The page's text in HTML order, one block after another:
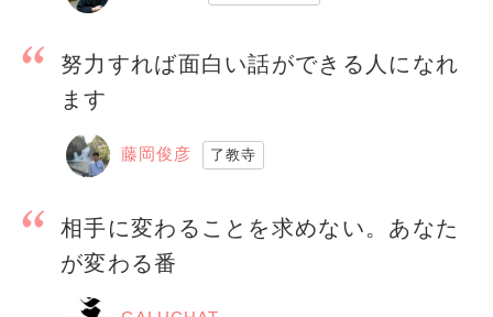
努力すれば面白い話ができる人になれ
ます
藤岡俊彦 了教寺
相手に変わることを求めない。あなた
が変わる番